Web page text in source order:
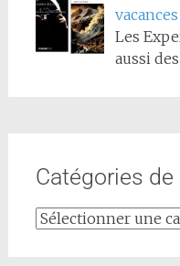
vacances
Les
aussi
Catégories